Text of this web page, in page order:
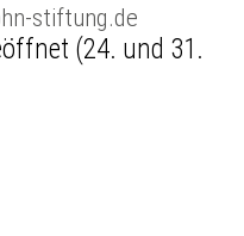
stiftung.de
(24. und 31.